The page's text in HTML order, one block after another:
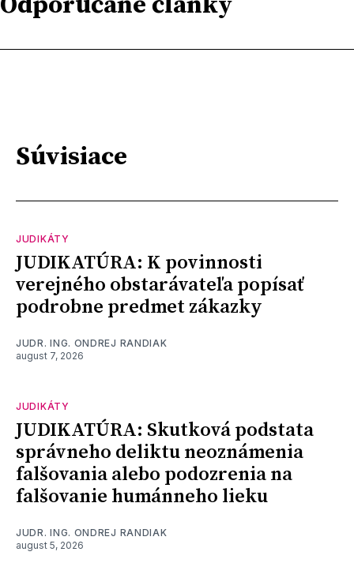
Súvisiace
JUDIKÁTY
JUDIKATÚRA: K povinnosti
verejného obstarávateľa popísať
podrobne predmet zákazky
JUDR. ING. ONDREJ RANDIAK
august 7, 2026
JUDIKÁTY
JUDIKATÚRA: Skutková podstata
správneho deliktu neoznámenia
falšovania alebo podozrenia na
falšovanie humánneho lieku
JUDR. ING. ONDREJ RANDIAK
august 5, 2026